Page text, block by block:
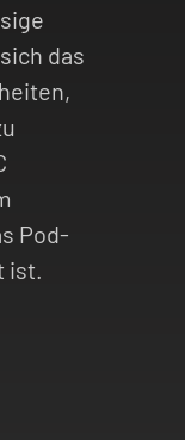
das
Pod-
ist.